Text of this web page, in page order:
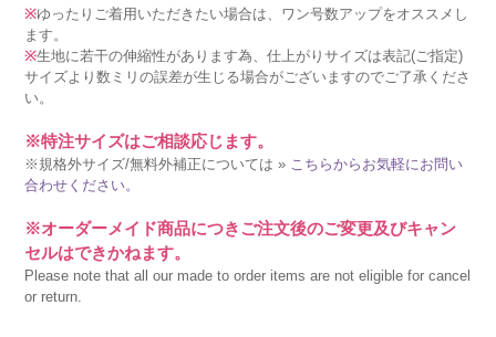
※ゆったりご着用いただきたい場合は、ワン号数アップをオススメし
ます。
※生地に若干の伸縮性があります為、仕上がりサイズは表記(ご指定)
サイズより数ミリの誤差が生じる場合がございますのでご了承くださ
い。
※特注サイズはご相談応じます。
※規格外サイズ/無料外補正については » こちらからお気軽にお問い
合わせください。
※オーダーメイド商品につきご注文後のご変更及びキャン
セルはできかねます。
Please note that all our made to order items are not eligible for cancel
or return.